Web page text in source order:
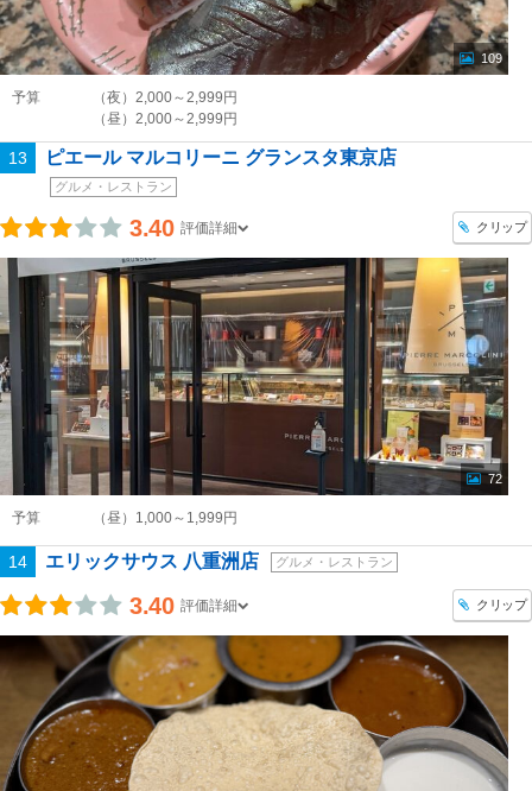
109
予算
（夜）2,000～2,999円
（昼）2,000～2,999円
13 ピエール マルコリーニ グランスタ東京店
グルメ・レストラン
3.40 評価詳細 クリップ
72
予算 （昼）1,000～1,999円
14 エリックサウス 八重洲店 グルメ・レストラン
3.40 評価詳細 クリップ